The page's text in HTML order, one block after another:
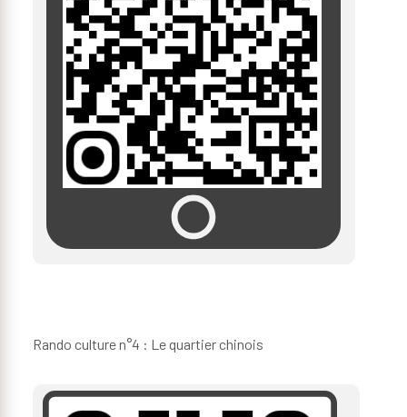
Rando culture n°4 : Le quartier chinois